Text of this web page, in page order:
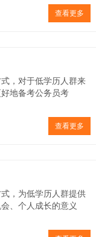
查看更多
，对于低学历人群来
地备考公务员考
查看更多
，为低学历人群提供
、个人成长的意义